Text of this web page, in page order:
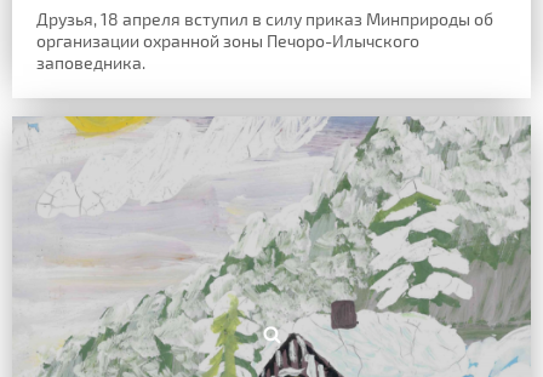
Друзья, 18 апреля вступил в силу приказ Минприроды об
организации охранной зоны Печоро-Илычского
заповедника.